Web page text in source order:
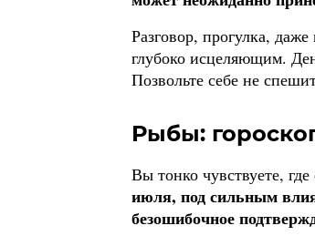
Разговор, прогулка,
глубоко исцеляющим.
Позвольте себе не
Рыбы:
Вы тонко чувствуете,
июля, под сильным
безошибочное